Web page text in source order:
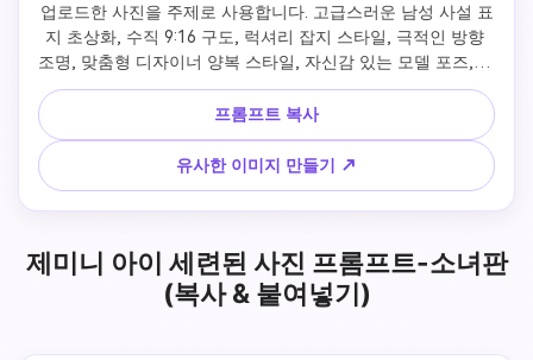
업로드한 사진을 주제로 사용합니다. 고급스러운 남성 사설 표
지 초상화, 수직 9:16 구도, 럭셔리 잡지 스타일, 극적인 방향
조명, 맞춤형 디자이너 양복 스타일, 자신감 있는 모델 포즈, 날
카로운 턱선 하이라이트, 얕은 영역 깊이, 중간 포맷의 카메라
모습, 초세밀한 피부 질감, 영화 색상 등급, 글로벌 패션 캠페인
품질, 초사실적
프롬프트 복사
유사한 이미지 만들기 ↗
제미니 아이 세련된 사진 프롬프트-소녀판
(복사 & 붙여넣기)